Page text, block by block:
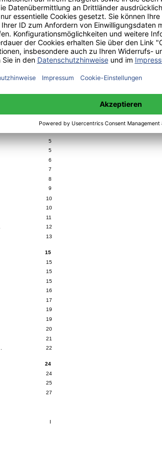
1
4
5
5
6
7
8
9
10
10
11
12
13
15
15
15
15
16
17
19
19
20
21
22
24
24
25
27
I